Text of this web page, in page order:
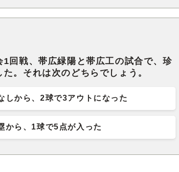
回戦、帯広緑陽と帯広工の試合で、珍
。それは次のどちらでしょう。
しから、2球で3アウトになった
から、1球で5点が入った